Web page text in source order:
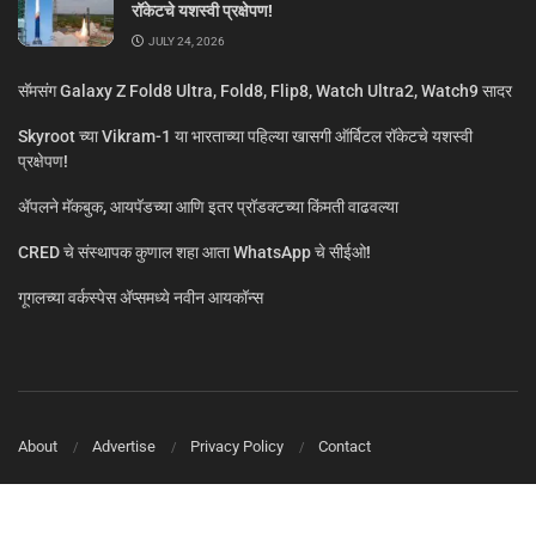
रॉकेटचे यशस्वी प्रक्षेपण!
JULY 24, 2026
सॅमसंग Galaxy Z Fold8 Ultra, Fold8, Flip8, Watch Ultra2, Watch9 सादर
Skyroot च्या Vikram-1 या भारताच्या पहिल्या खासगी ऑर्बिटल रॉकेटचे यशस्वी
प्रक्षेपण!
ॲपलने मॅकबुक, आयपॅडच्या आणि इतर प्रॉडक्टच्या किंमती वाढवल्या
CRED चे संस्थापक कुणाल शहा आता WhatsApp चे सीईओ!
गूगलच्या वर्कस्पेस अ‍ॅप्समध्ये नवीन आयकॉन्स
About Advertise Privacy Policy Contact